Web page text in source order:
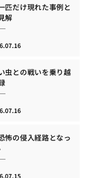
匹だけ現れた事例と
解
虫との戦いを乗り越
怖の侵入経路となっ